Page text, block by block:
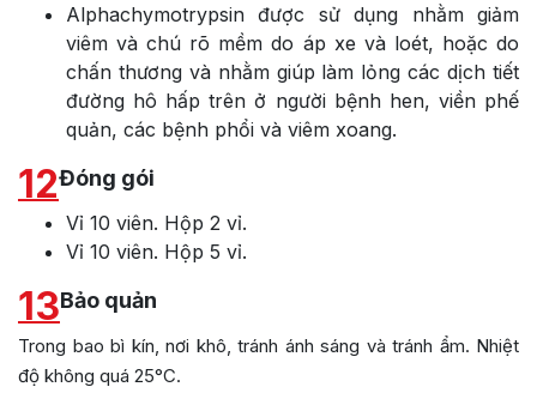
Alphachymotrypsin được sử dụng nhằm giảm
viêm và chú rõ mềm do áp xe và loét, hoặc do
chấn thương và nhằm giúp làm lỏng các dịch tiết
đường hô hấp trên ở người bệnh hen, viền phế
quản, các bệnh phổi và viêm xoang.
12Đóng gói
Vỉ 10 viên. Hộp 2 vỉ.
Vỉ 10 viên. Hộp 5 vỉ.
13Bảo quản
Trong bao bì kín, nơi khô, tránh ánh sáng và tránh ẩm. Nhiệt
độ không quá 25°C.